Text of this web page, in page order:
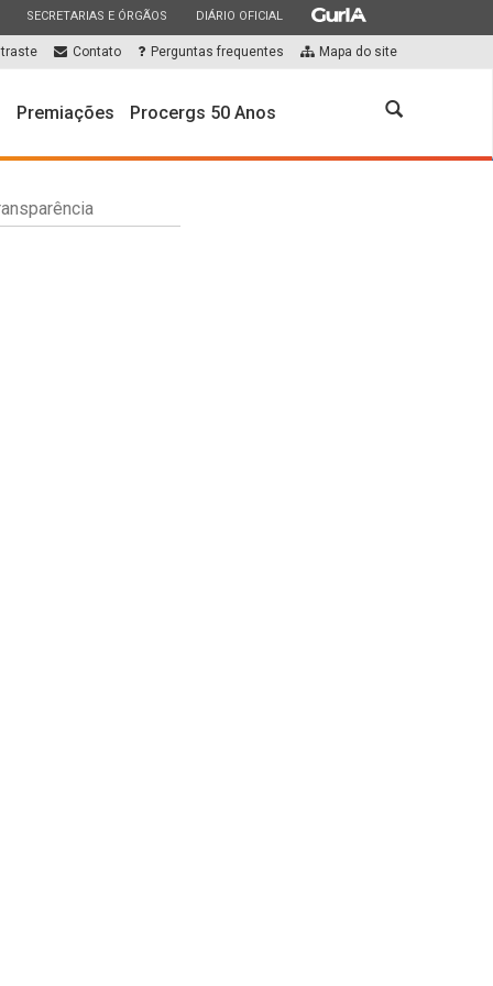
ESTADO
SECRETARIAS E ÓRGÃOS ESTADO
DIÁRIO OFICIAL ESTADO
Contato Perguntas frequentes Mapa do site
Abrir
busca
Premiações Procergs 50 Anos